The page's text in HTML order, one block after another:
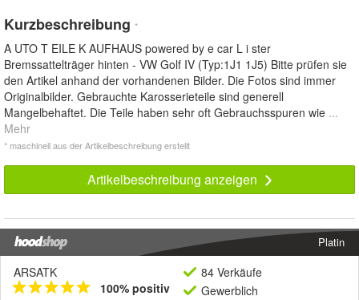
Kurzbeschreibung *
A UTO T EILE K AUFHAUS powered by e car L i ster
Bremssattelträger hinten - VW Golf IV (Typ:1J1 1J5) Bitte prüfen sie
den Artikel anhand der vorhandenen Bilder. Die Fotos sind immer
Originalbilder. Gebrauchte Karosserieteile sind generell
Mangelbehaftet. Die Teile haben sehr oft Gebrauchsspuren wie ...
Mehr
* maschinell aus der Artikelbeschreibung erstellt
Artikelbeschreibung anzeigen
Platin
ARSATK
100% positiv
84 Verkäufe
Gewerblich